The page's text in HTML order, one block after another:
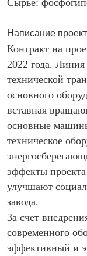
Написание
Контракт на
2022 года.
технической
основного
вставная
основные
техническое
эффекты проекта
улучшают
завода.
За счет
современного
эффективный и